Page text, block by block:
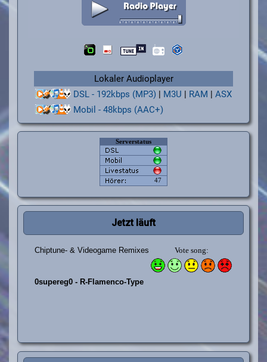
Lokaler Audioplayer
DSL - 192kbps (MP3) | M3U | RAM | ASX
Mobil - 48kbps (AAC+)
Jetzt läuft